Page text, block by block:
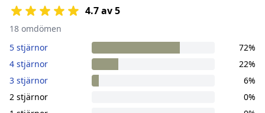
4.7 av 5
18 omdömen
5 stjärnor
72%
4 stjärnor
22%
3 stjärnor
6%
2 stjärnor
0%